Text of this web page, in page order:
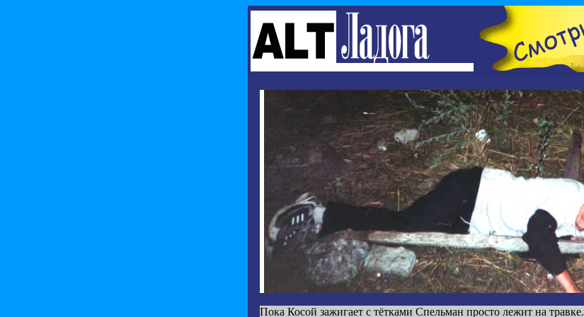
Пока Косой зажигает с тётками Спельман просто лежит на травке.